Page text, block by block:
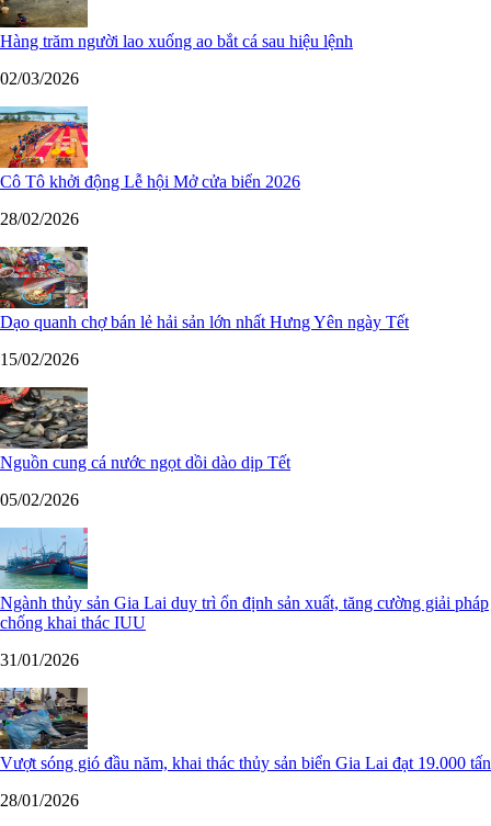
Hàng trăm người lao xuống ao bắt cá sau hiệu lệnh
02/03/2026
Cô Tô khởi động Lễ hội Mở cửa biển 2026
28/02/2026
Dạo quanh chợ bán lẻ hải sản lớn nhất Hưng Yên ngày Tết
15/02/2026
Nguồn cung cá nước ngọt dồi dào dịp Tết
05/02/2026
Ngành thủy sản Gia Lai duy trì ổn định sản xuất, tăng cường giải pháp
chống khai thác IUU
31/01/2026
Vượt sóng gió đầu năm, khai thác thủy sản biển Gia Lai đạt 19.000 tấn
28/01/2026